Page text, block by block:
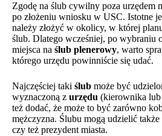
Zgodę na ślub cywilny poza urzędem
po złożeniu wniosku w USC. Istotne
należy złożyć w okolicy, w której
ślub. Dlatego wcześniej, po wybraniu
miejsca na ślub plenerowy, warto
którego urzędu powinniście się udać.
Najczęściej taki ślub może być
wyznaczoną z urzędu (kierownika lub
też dodać, że może to być zarówno
mężczyzna. Ślubu mogą udzielić
czy też prezydent miasta.